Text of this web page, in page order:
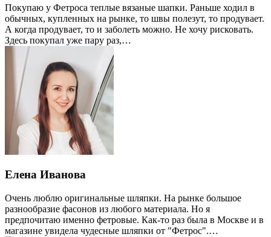
Покупаю у Фетроса теплые вязаные шапки. Раньше ходил в
обычных, купленных на рынке, то швы полезут, то продувает.
А когда продувает, то и заболеть можно. Не хочу рисковать.
Здесь покупал уже пару раз,…
Елена Иванова
Очень люблю оригинальные шляпки. На рынке большое
разнообразие фасонов из любого материала. Но я
предпочитаю именно фетровые. Как-то раз была в Москве и в
магазине увидела чудесные шляпки от "Фетрос".…